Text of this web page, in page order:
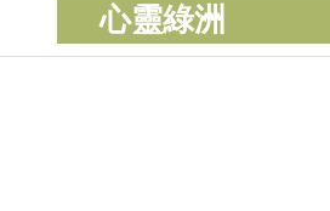
心靈綠洲